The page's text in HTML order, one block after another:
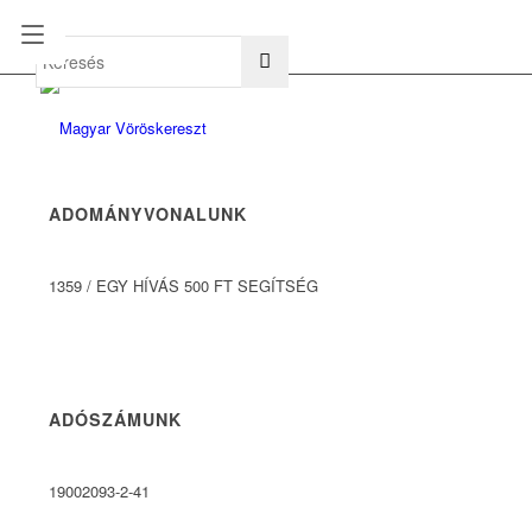
ADOMÁNYVONALUNK
1359 / EGY HÍVÁS 500 FT SEGÍTSÉG
ADÓSZÁMUNK
19002093-2-41